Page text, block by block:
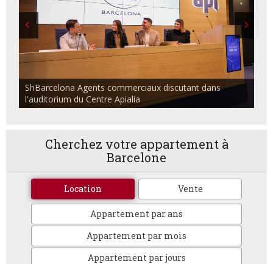
ShBarcelona Agents commerciaux discutant dans
l'auditorium du Centre Apialia
Cherchez votre appartement à
Barcelone
Location Vente
Appartement par ans
Appartement par mois
Appartement par jours